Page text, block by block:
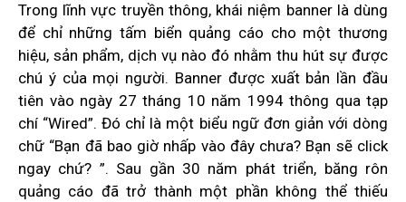
Trong lĩnh vực truyền thông, khái niệm banner là dùng
để chỉ những tấm biển quảng cáo cho một thương
hiệu, sản phẩm, dịch vụ nào đó nhằm thu hút sự được
chú ý của mọi người. Banner được xuất bản lần đầu
tiên vào ngày 27 tháng 10 năm 1994 thông qua tạp
chí “Wired”. Đó chỉ là một biểu ngữ đơn giản với dòng
chữ “Bạn đã bao giờ nhấp vào đây chưa? Bạn sẽ click
ngay chứ? ”. Sau gần 30 năm phát triển, băng rôn
quảng cáo đã trở thành một phần không thể thiếu